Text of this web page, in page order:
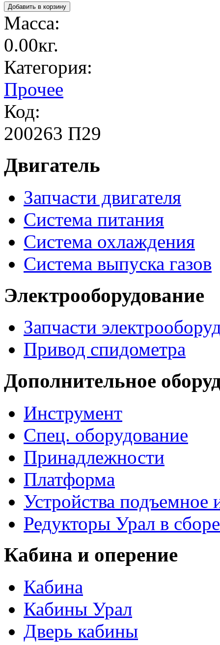
Масса:
0.00кг.
Категория:
Прочее
Код:
200263 П29
Двигатель
Запчасти двигателя
Система питания
Система охлаждения
Система выпуска газов
Электрооборудование
Запчасти
Привод спидометра
Дополнительное
Инструмент
Спец. оборудование
Принадлежности
Платформа
Устройства
Редукторы Урал в сборе
Кабина и оперение
Кабина
Кабины Урал
Дверь кабины